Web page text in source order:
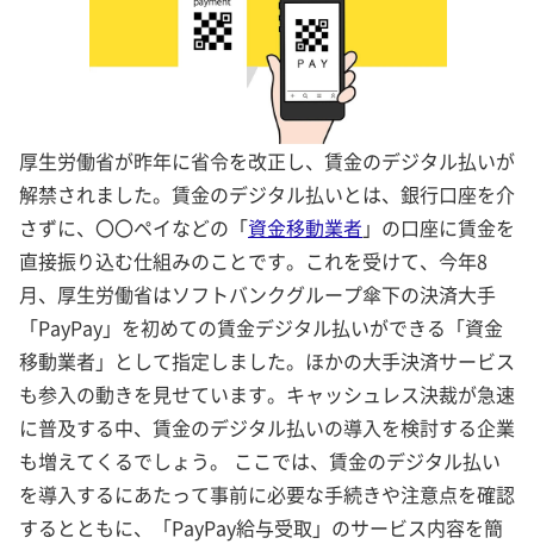
厚生労働省が昨年に省令を改正し、賃金のデジタル払いが
解禁されました。賃金のデジタル払いとは、銀行口座を介
さずに、〇〇ペイなどの「資金移動業者 」の口座に賃金を
直接振り込む仕組みのことです。これを受けて、今年8
月、厚生労働省はソフトバンクグループ傘下の決済大手
「PayPay」を初めての賃金デジタル払いができる「資金
移動業者」として指定しました。ほかの大手決済サービス
も参入の動きを見せています。キャッシュレス決裁が急速
に普及する中、賃金のデジタル払いの導入を検討する企業
も増えてくるでしょう。 ここでは、賃金のデジタル払い
を導入するにあたって事前に必要な手続きや注意点を確認
するとともに、「PayPay給与受取」のサービス内容を簡